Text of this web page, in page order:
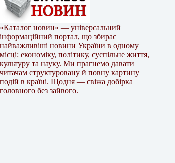
«Каталог новин» — універсальний
інформаційний портал, що збирає
найважливіші новини України в одному
місці: економіку, політику, суспільне життя,
культуру та науку. Ми прагнемо давати
читачам структуровану й повну картину
подій в країні. Щодня — свіжа добірка
головного без зайвого.